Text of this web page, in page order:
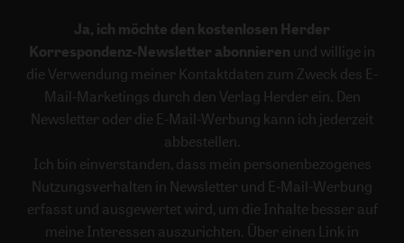
Ja, ich möchte den kostenlosen Herder
Korrespondenz-Newsletter abonnieren und willige in
die Verwendung meiner Kontaktdaten zum Zweck des E-
Mail-Marketings durch den Verlag Herder ein. Den
Newsletter oder die E-Mail-Werbung kann ich jederzeit
abbestellen.
Ich bin einverstanden, dass mein personenbezogenes
Nutzungsverhalten in Newsletter und E-Mail-Werbung
erfasst und ausgewertet wird, um die Inhalte besser auf
meine Interessen auszurichten. Über einen Link in